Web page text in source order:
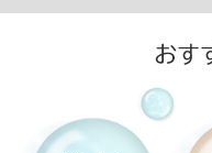
●凍結酵素抽出法で微量有用成
凍結酵素抽出法とは、独自に
う、凍結して活性化させた組
発されました。